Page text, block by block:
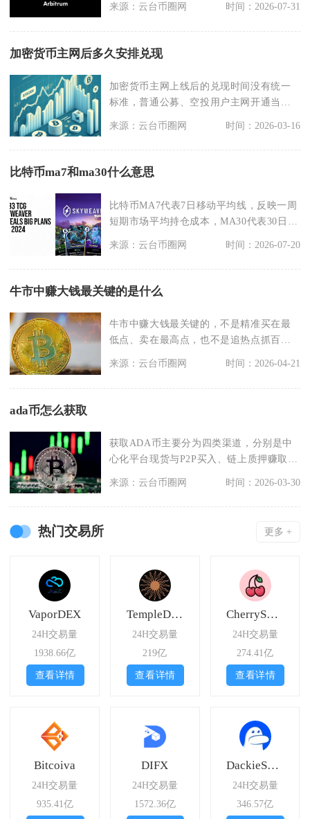
来源：云台币圈网 时间：2026-07-31
加密货币主网后多久安排兑现
加密货币主网上线后的兑现时间没有统一
标准，普通公募、空投用户主网开通当日
来源：云台币圈网 时间：2026-03-16
比特币ma7和ma30什么意思
比特币MA7代表7日移动平均线，反映一周
短期市场平均持仓成本，MA30代表30日移
来源：云台币圈网 时间：2026-07-20
牛市中赚大钱最关键的是什么
牛市中赚大钱最关键的，不是精准买在最
低点、卖在最高点，也不是追热点抓百倍
币，而是建立并严格
来源：云台币圈网 时间：2026-04-21
ada币怎么获取
获取ADA币主要分为四类渠道，分别是中
心化平台现货与P2P买入、链上质押赚取奖
来源：云台币圈网 时间：2026-03-30
热门交易所 更多 +
VaporDEX
24H交易量
1938.66亿
查看详情
TempleDAO
24H交易量
219亿
查看详情
CherrySwap
24H交易量
274.41亿
查看详情
Bitcoiva
24H交易量
935.41亿
DIFX
24H交易量
1572.36亿
DackieSwap
24H交易量
346.57亿